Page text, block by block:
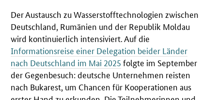
Der Austausch zu Wasserstofftechnologien zwischen
Deutschland, Rumänien und der Republik Moldau
wird kontinuierlich intensiviert. Auf die
Informationsreise einer Delegation beider Länder
nach Deutschland im Mai 2025 folgte im September
der Gegenbesuch: deutsche Unternehmen reisten
nach Bukarest, um Chancen für Kooperationen aus